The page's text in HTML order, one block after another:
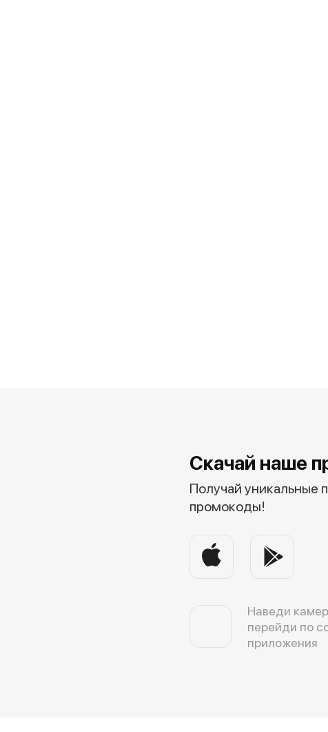
Скачай наше
Получай уникальные
промокоды!
Наведи
перейди по
приложения